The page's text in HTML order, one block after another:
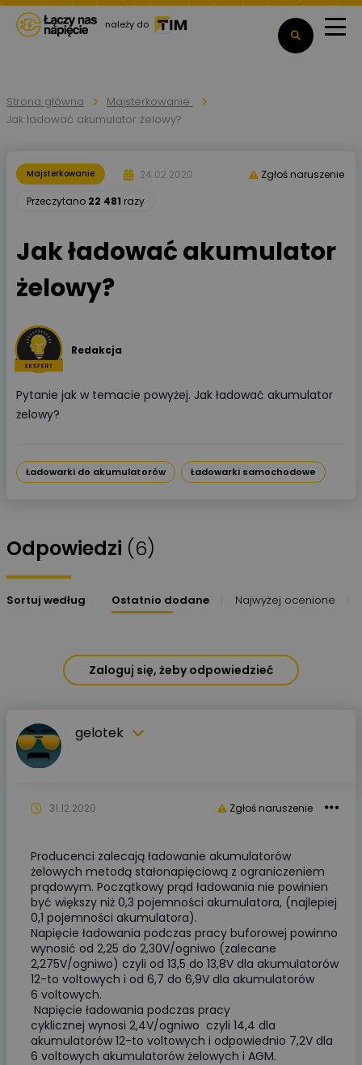
należy do
Strona główna
Majsterkowanie
Jak ładować akumulator żelowy?
Majsterkowanie
24.02.2020
Przeczytano 22 481 razy
Zgłoś naruszenie
Jak ładować akumulator
żelowy?
Redakcja
Pytanie jak w temacie powyżej. Jak ładować akumulator
żelowy?
Ładowarki do akumulatorów Ładowarki samochodowe
Odpowiedzi (6)
Sortuj według Ostatnio dodane Najwyżej ocenione
Zaloguj się, żeby odpowiedzieć
gelotek
Zgłoś naruszenie
31.12.2020
Producenci zalecają ładowanie akumulatorów
żelowych metodą stałonapięciową z ograniczeniem
prądowym. Początkowy prąd ładowania nie powinien
być większy niż 0,3 pojemności akumulatora, (najlepiej
0,1 pojemności akumulatora).
Napięcie ładowania podczas pracy buforowej powinno
wynosić od 2,25 do 2,30V/ogniwo (zalecane
2,275V/ogniwo) czyli od 13,5 do 13,8V dla akumulatorów
12-to voltowych i od 6,7 do 6,9V dla akumulatorów
6 voltowych.
Napięcie ładowania podczas pracy
cyklicznej wynosi 2,4V/ogniwo czyli 14,4 dla
akumulatorów 12-to voltowych i odpowiednio 7,2V dla
6 voltowych akumulatorów żelowych i AGM.